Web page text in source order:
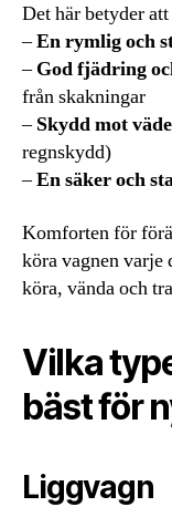
Det här betyder
–En rymlig och
–God fjädring
från skakningar
–Skydd mot
regnskydd)
–En säker och
Komforten för
köra vagnen varje
köra, vända och
Vilka
bäst för
Liggvagn